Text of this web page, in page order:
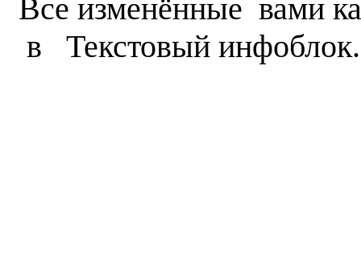
Все изменённые вами
в Текстовый инфоблок.